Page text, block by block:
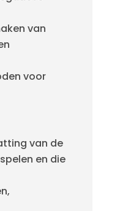
van
voor
van de
en die